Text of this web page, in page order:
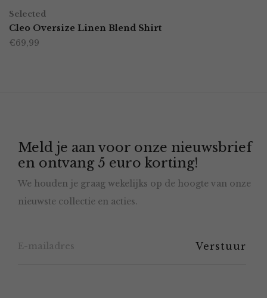
product
heeft
kan
gekozen
worden
op
productpagina
Selected
Cleo Oversize Linen Blend Shirt
€69,99
Meld je aan voor onze nieuwsbrief
en ontvang 5 euro korting!
We houden je graag wekelijks op de hoogte van onze
nieuwste collectie en acties.